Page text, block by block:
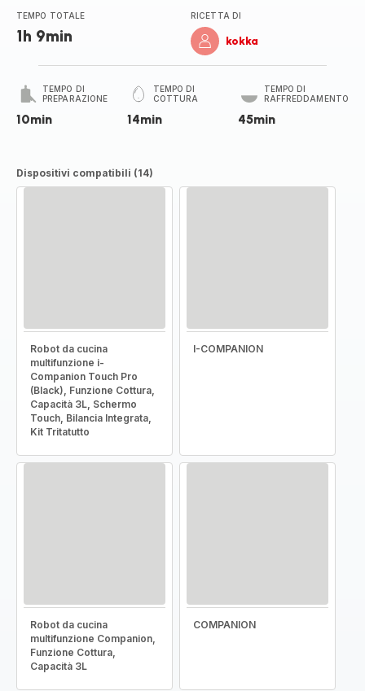
TEMPO TOTALE
1h 9min
RICETTA DI
kokka
TEMPO DI
PREPARAZIONE
10min
TEMPO DI
COTTURA
14min
TEMPO DI
RAFFREDDAMENTO
45min
Dispositivi compatibili (14)
Robot da cucina
multifunzione i-
Companion Touch Pro
(Black), Funzione Cottura,
Capacità 3L, Schermo
Touch, Bilancia Integrata,
Kit Tritatutto
I-COMPANION
Robot da cucina
multifunzione Companion,
Funzione Cottura,
Capacità 3L
COMPANION